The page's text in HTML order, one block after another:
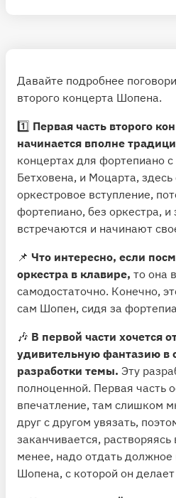
Давайте подробнее
второго концерта Шопена.
1️⃣ Первая часть второго
начинается вполне
концертах для фортепиано
Бетховена, и Моцарта,
оркестровое вступление,
фортепиано, без оркестра,
встречаются и начинают
📌 Что интересно, если
оркестра в клавире, то она
самодостаточно. Конечно,
сам Шопен, сидя за
🎶 В первой части хочется
удивительную фантазию в
разработки темы. Эту
полноценной. Первая часть
впечатление, там слишком
друг с другом увязать,
заканчивается,
менее, надо отдать должное
Шопена, с которой он